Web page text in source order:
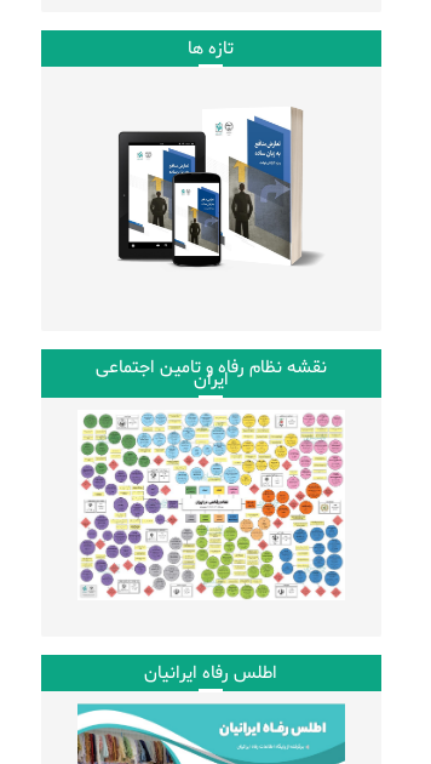
تازه ها
نقشه نظام رفاه و تامین اجتماعی
ایران
اطلس رفاه ایرانیان